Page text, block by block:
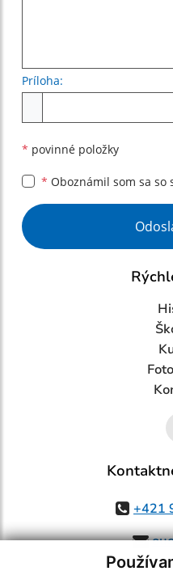
Príloha:
* povinné položky
* Oboznámil som sa so
Google reCaptcha
+421